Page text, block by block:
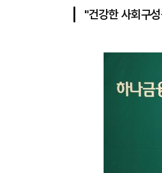
"건강한 사회구